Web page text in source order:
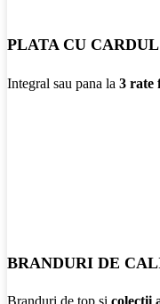
PLATA CU CARDUL
Integral sau pana la 3 rate
BRANDURI DE